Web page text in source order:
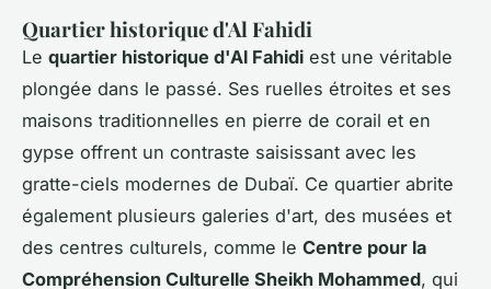
Quartier historique d'Al Fahidi
Le quartier historique d'Al Fahidi est une véritable
plongée dans le passé. Ses ruelles étroites et ses
maisons traditionnelles en pierre de corail et en
gypse offrent un contraste saisissant avec les
gratte-ciels modernes de Dubaï. Ce quartier abrite
également plusieurs galeries d'art, des musées et
des centres culturels, comme le Centre pour la
Compréhension Culturelle Sheikh Mohammed, qui